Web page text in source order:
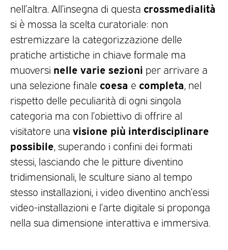
nell’altra. All’insegna di questa crossmedialità
si è mossa la scelta curatoriale: non
estremizzare la categorizzazione delle
pratiche artistiche in chiave formale ma
muoversi nelle varie sezioni per arrivare a
una selezione finale coesa e completa , nel
rispetto delle peculiarità di ogni singola
categoria ma con l’obiettivo di offrire al
visitatore una visione più interdisciplinare
possibile , superando i confini dei formati
stessi, lasciando che le pitture diventino
tridimensionali, le sculture siano al tempo
stesso installazioni, i video diventino anch’essi
video-installazioni e l’arte digitale si proponga
nella sua dimensione interattiva e immersiva.